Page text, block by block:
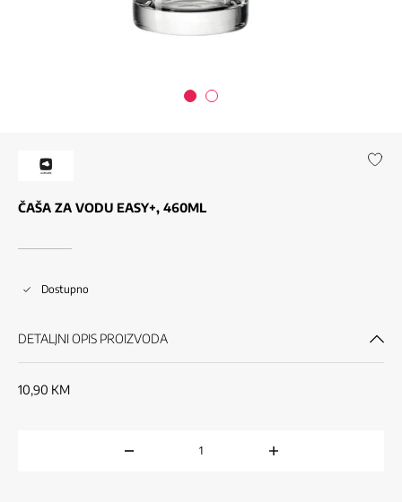
ČAŠA ZA VODU EASY+, 460ML
Dostupno
DETALJNI OPIS PROIZVODA
10,90 KM